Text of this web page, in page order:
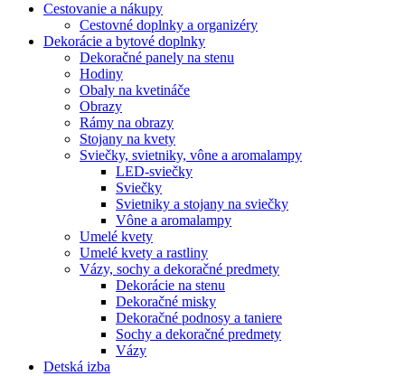
Cestovanie a nákupy
Cestovné doplnky a organizéry
Dekorácie a bytové doplnky
Dekoračné panely na stenu
Hodiny
Obaly na kvetináče
Obrazy
Rámy na obrazy
Stojany na kvety
Sviečky, svietniky, vône a aromalampy
LED-sviečky
Sviečky
Svietniky a stojany na sviečky
Vône a aromalampy
Umelé kvety
Umelé kvety a rastliny
Vázy, sochy a dekoračné predmety
Dekorácie na stenu
Dekoračné misky
Dekoračné podnosy a taniere
Sochy a dekoračné predmety
Vázy
Detská izba